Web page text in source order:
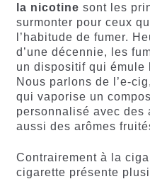
la nicotine sont les
surmonter pour ceux
l’habitude de fumer.
d’une décennie, les
un dispositif qui émule
Nous parlons de l’e-
qui vaporise un
personnalisé avec des
aussi des arômes
Contrairement à la
cigarette présente